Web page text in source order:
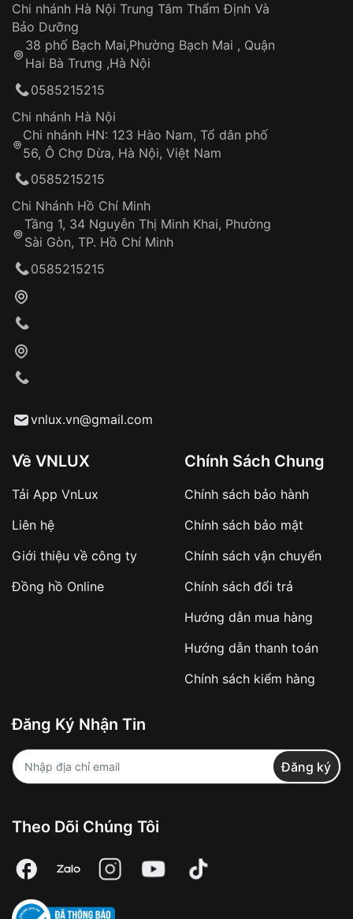
Chi nhánh Hà Nội Trung Tâm Thẩm Định Và
Bảo Dưỡng
38 phố Bạch Mai,Phường Bạch Mai , Quận
Hai Bà Trưng ,Hà Nội
0585215215
Chi nhánh Hà Nội
Chi nhánh HN: 123 Hào Nam, Tổ dân phố
56, Ô Chợ Dừa, Hà Nội, Việt Nam
0585215215
Chi Nhánh Hồ Chí Minh
Tầng 1, 34 Nguyễn Thị Minh Khai, Phường
Sài Gòn, TP. Hồ Chí Minh
0585215215
vnlux.vn@gmail.com
Về VNLUX
Tải App VnLux
Liên hệ
Giới thiệu về công ty
Đồng hồ Online
Chính Sách Chung
Chính sách bảo hành
Chính sách bảo mật
Chính sách vận chuyển
Chính sách đổi trả
Hướng dẫn mua hàng
Hướng dẫn thanh toán
Chính sách kiểm hàng
Đăng Ký Nhận Tin
Đăng ký
Theo Dõi Chúng Tôi